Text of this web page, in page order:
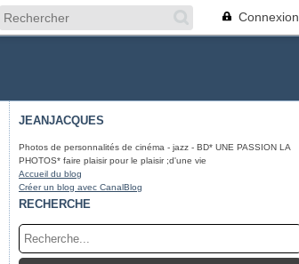
Connexion
JEANJACQUES
Photos de personnalités de cinéma - jazz - BD* UNE PASSION LA
PHOTOS* faire plaisir pour le plaisir ;d'une vie
Accueil du blog
Créer un blog avec CanalBlog
RECHERCHE